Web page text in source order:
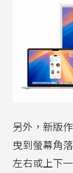
另外，新版
曳到螢幕角
左右或上下